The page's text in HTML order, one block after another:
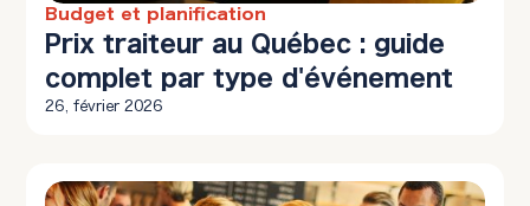
12 min à lire
Budget et planification
Prix traiteur au Québec : guide
complet par type d'événement
26, février 2026